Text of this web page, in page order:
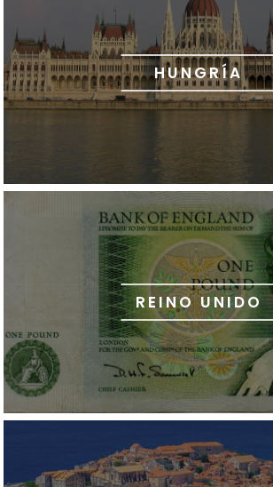
HUNGRÍA
REINO UNIDO